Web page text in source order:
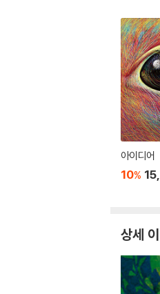
아이디어
10%
상세